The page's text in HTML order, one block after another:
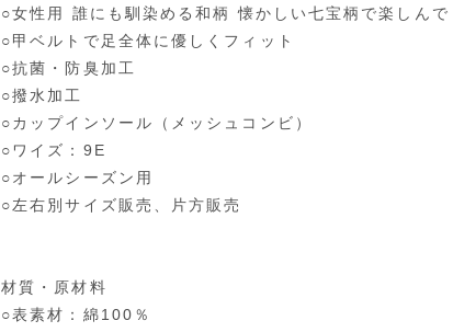
○女性用 誰にも馴染める和柄 懐かしい七宝柄で楽しんで
○甲ベルトで足全体に優しくフィット
○抗菌・防臭加工
○撥水加工
○カップインソール（メッシュコンビ）
○ワイズ：9E
○オールシーズン用
○左右別サイズ販売、片方販売
材質・原材料
○表素材：綿100％